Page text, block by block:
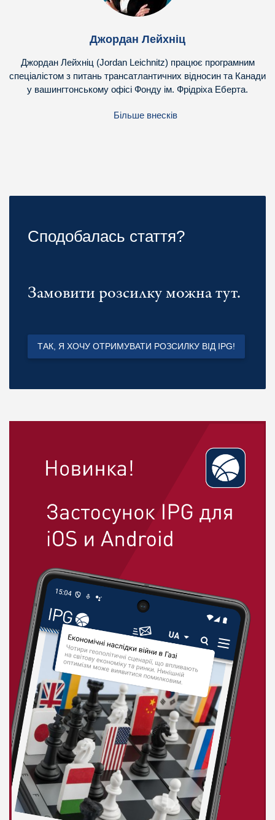
Джордан Лейхніц
Джордан Лейхніц (Jordan Leichnitz) працює програмним
спеціалістом з питань трансатлантичних відносин та Канади
у вашингтонському офісі Фонду ім. Фрідріха Еберта.
Більше внесків
Сподобалась стаття?
Замовити розсилку можна тут.
ТАК, Я ХОЧУ ОТРИМУВАТИ РОЗСИЛКУ ВІД IPG!